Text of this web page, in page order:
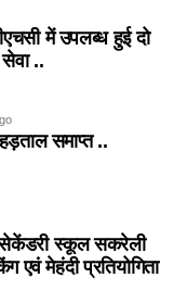
में उपलब्ध हुई दो
..
समाप्त ..
सेकेंडरी स्कूल सकरेली
एवं मेहंदी प्रतियोगिता